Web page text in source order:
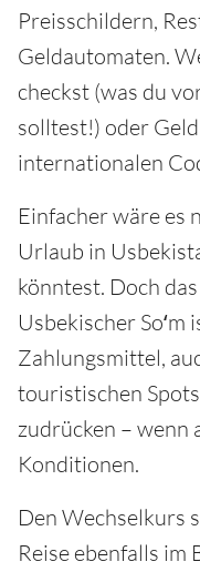
Preisschildern,
Geldautomaten.
checkst (was du
solltest!) oder
internationalen
Einfacher wäre es
Urlaub in
könntest. Doch
Usbekischer
Zahlungsmittel,
touristischen
zudrücken – wenn
Konditionen.
Den Wechselkurs
Reise ebenfalls im